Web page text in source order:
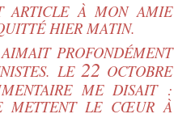
ARTICLE À MON AMIE
HIER MATIN.
PROFONDÉMENT
LE 22 OCTOBRE
ME DISAIT :
METTENT LE CŒUR À